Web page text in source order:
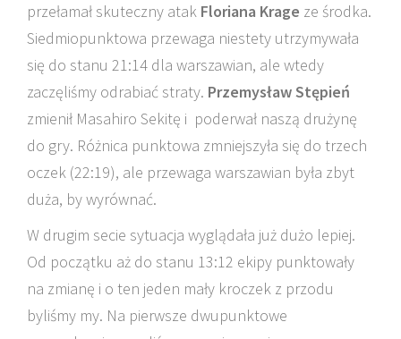
przełamał skuteczny atak Floriana Krage ze środka.
Siedmiopunktowa przewaga niestety utrzymywała
się do stanu 21:14 dla warszawian, ale wtedy
zaczęliśmy odrabiać straty. Przemysław Stępień
zmienił Masahiro Sekitę i poderwał naszą drużynę
do gry. Różnica punktowa zmniejszyła się do trzech
oczek (22:19), ale przewaga warszawian była zbyt
duża, by wyrównać.
W drugim secie sytuacja wyglądała już dużo lepiej.
Od początku aż do stanu 13:12 ekipy punktowały
na zmianę i o ten jeden mały kroczek z przodu
byliśmy my. Na pierwsze dwupunktowe